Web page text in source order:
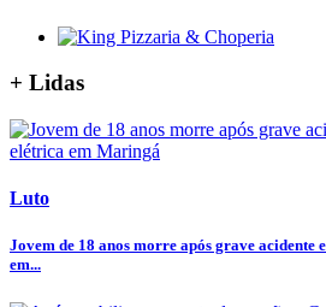
+ Lidas
Luto
Jovem de 18 anos morre após grave
em...